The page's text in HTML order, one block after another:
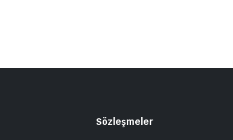
Sözleşmeler